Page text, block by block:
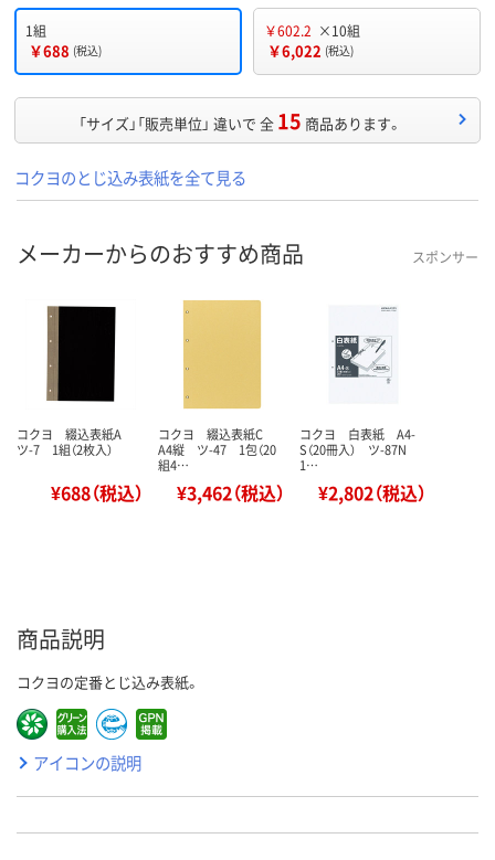
1組
￥688 (税込)
￥602.2 ×10組
￥6,022 (税込)
「サイズ」「販売単位」 違いで 全 15 商品あります。
コクヨのとじ込み表紙を全て見る
メーカーからのおすすめ商品 スポンサー
コクヨ 綴込表紙A
ツ-7 1組（2枚入）
¥688（税込）
コクヨ 綴込表紙C
A4縦 ツ-47 1包（20
組4…
¥3,462（税込）
コクヨ 白表紙 A4-
S（20冊入） ツ-87N
1…
¥2,802（税込）
商品説明
コクヨの定番とじ込み表紙。
アイコンの説明